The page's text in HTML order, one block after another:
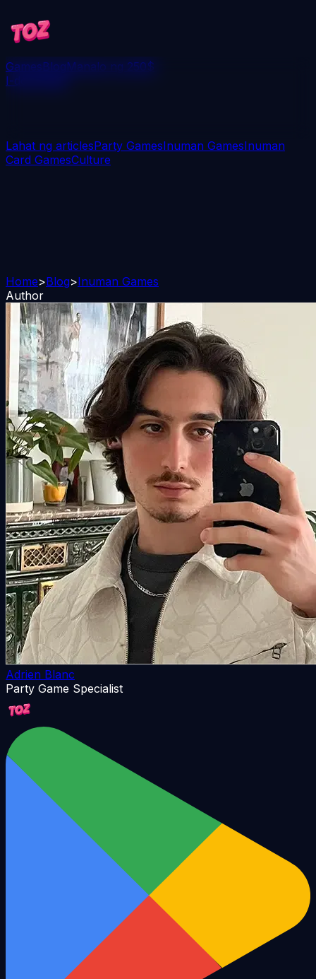
GamesBlogManalo ng 250$
I-download
Lahat ng articlesParty GamesInuman GamesInuman
Card GamesCulture
Home>Blog>Inuman Games
Author
Adrien Blanc
Party Game Specialist